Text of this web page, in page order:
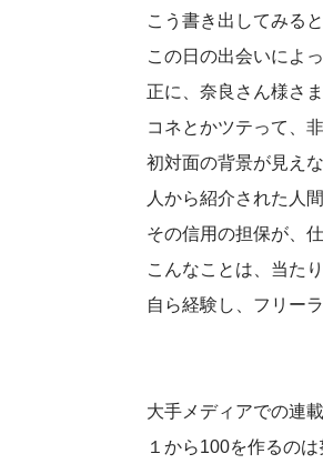
こう書き出してみると
この日の出会いによ
正に、奈良さん様さま
コネとかツテって、
初対面の背景が見え
人から紹介された人
その信用の担保が、
こんなことは、当た
自ら経験し、フリー
大手メディアでの連
１から100を作るの